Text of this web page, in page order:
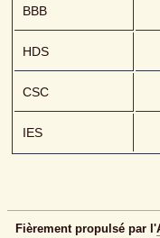
BBB
HDS
CSC
IES
Fièrement propulsé par l'